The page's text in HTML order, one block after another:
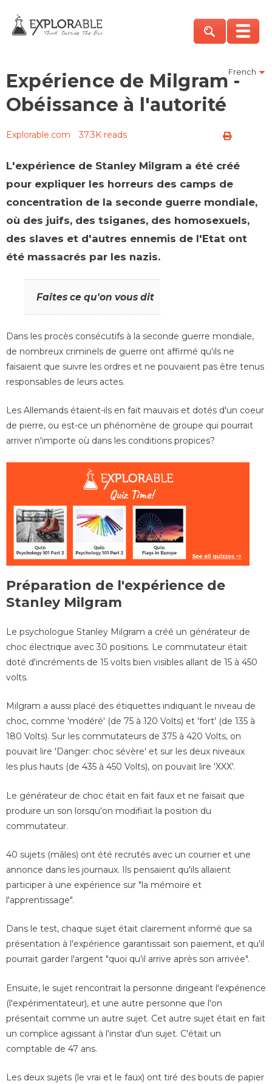
French
Expérience de Milgram -
Obéissance à l'autorité
Explorable.com 37.3K reads
L'expérience de Stanley Milgram a été créé
pour expliquer les horreurs des camps de
concentration de la seconde guerre mondiale,
où des juifs, des tsiganes, des homosexuels,
des slaves et d'autres ennemis de l'Etat ont
été massacrés par les nazis.
Faites ce qu'on vous dit
Dans les procès consécutifs à la seconde guerre mondiale,
de nombreux criminels de guerre ont affirmé qu'ils ne
faisaient que suivre les ordres et ne pouvaient pas être tenus
responsables de leurs actes.
Les Allemands étaient-ils en fait mauvais et dotés d'un coeur
de pierre, ou est-ce un phénomène de groupe qui pourrait
arriver n'importe où dans les conditions propices?
Préparation de l'expérience de
Stanley Milgram
Le psychologue Stanley Milgram a créé un générateur de
choc électrique avec 30 positions. Le commutateur était
doté d'incréments de 15 volts bien visibles allant de 15 à 450
volts.
Milgram a aussi placé des étiquettes indiquant le niveau de
choc, comme 'modéré' (de 75 à 120 Volts) et 'fort' (de 135 à
180 Volts). Sur les commutateurs de 375 à 420 Volts, on
pouvait lire 'Danger: choc sévère' et sur les deux niveaux
les plus hauts (de 435 à 450 Volts), on pouvait lire 'XXX'.
Le générateur de choc était en fait faux et ne faisait que
produire un son lorsqu'on modifiait la position du
commutateur.
40 sujets (mâles) ont été recrutés avec un courrier et une
annonce dans les journaux. Ils pensaient qu'ils allaient
participer à une expérience sur "la mémoire et
l'apprentissage".
Dans le test, chaque sujet était clairement informé que sa
présentation à l'expérience garantissait son paiement, et qu'il
pourrait garder l'argent "quoi qu'il arrive après son arrivée".
Ensuite, le sujet rencontrait la personne dirigeant l'expérience
(l'expérimentateur), et une autre personne que l'on
présentait comme un autre sujet. Cet autre sujet était en fait
un complice agissant à l'instar d'un sujet. C'était un
comptable de 47 ans.
Les deux sujets (le vrai et le faux) ont tiré des bouts de papier